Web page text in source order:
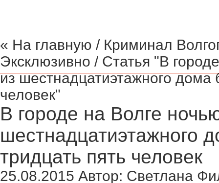
« На главную / Криминал
Эксклюзивно / Статья "В
из шестнадцатиэтажного дома
человек"
В городе на Волге
шестнадцатиэтажного
тридцать пять человек
25.08.2015 Автор: Светлана